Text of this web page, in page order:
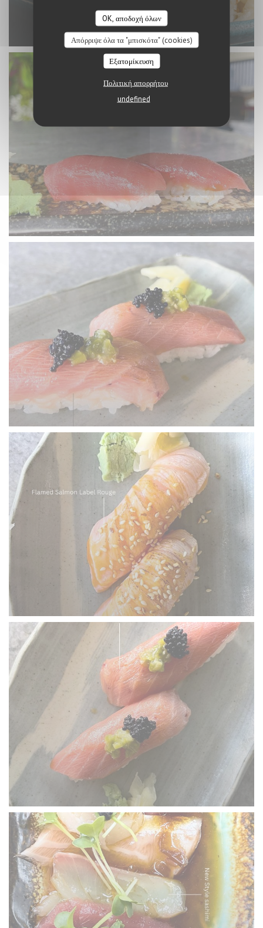
OK, αποδοχή όλων
Απόρριψε όλα τα "μπισκότα" (cookies)
Εξατομίκευση
Πολιτική απορρήτου
undefined